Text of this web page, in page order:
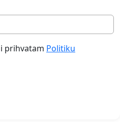
prihvatam Politiku